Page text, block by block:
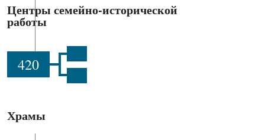
Центры семейно-исторической
работы
420
Храмы